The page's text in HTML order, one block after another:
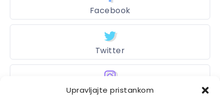
Upravljajte pristankom
Facebook
Twitter
Instagram